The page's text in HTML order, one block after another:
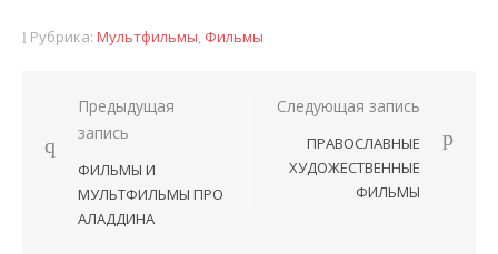
Рубрика: Мультфильмы, Фильмы
Навигация
по
записям
Предыдущая
запись
ФИЛЬМЫ И
МУЛЬТФИЛЬМЫ ПРО
АЛАДДИНА
Следующая запись
ПРАВОСЛАВНЫЕ
ХУДОЖЕСТВЕННЫЕ
ФИЛЬМЫ